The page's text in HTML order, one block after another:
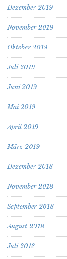
Dezember 2019
November 2019
Oktober 2019
Juli 2019
Juni 2019
Mai 2019
April 2019
März 2019
Dezember 2018
November 2018
September 2018
August 2018
Juli 2018